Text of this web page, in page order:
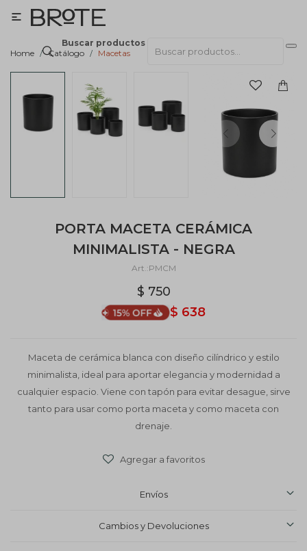
Buscar productos

Home Catálogo Macetas
PORTA MACETA CERÁMICA
MINIMALISTA - NEGRA
PMCM
$ 750
$ 638
Maceta de cerámica blanca con diseño cilíndrico y estilo
minimalista, ideal para aportar elegancia y modernidad a
cualquier espacio. Viene con tapón para evitar desague, sirve
tanto para usar como porta maceta y como maceta con
drenaje.
Envíos
Cambios y Devoluciones